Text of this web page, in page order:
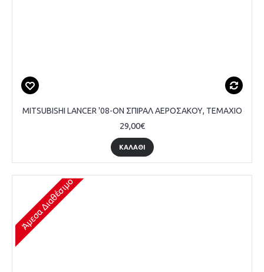
MITSUBISHI LANCER '08-ON ΣΠΙΡΑΛ ΑΕΡΟΣΑΚΟΥ, ΤΕΜΑΧΙΟ
29,00€
ΚΑΛΆΘΙ
Άμεσα Διαθέσιμο